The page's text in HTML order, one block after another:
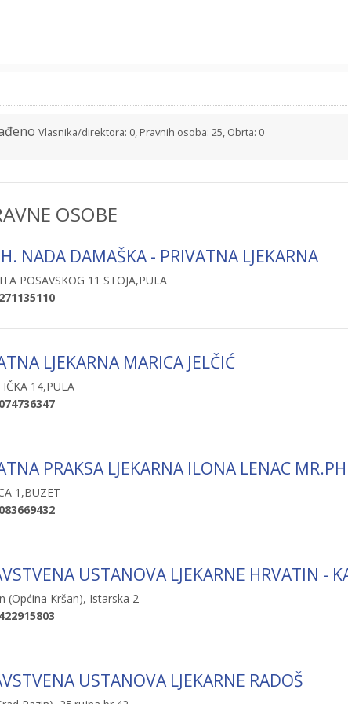
Vlasnika/direktora: 0, Pravnih osoba: 25, Obrta: 0
OSOBE
NADA DAMAŠKA - PRIVATNA LJEKARNA
POSAVSKOG 11 STOJA,PULA
LJEKARNA MARICA JELČIĆ
14,PULA
PRAKSA LJEKARNA ILONA LENAC
1,BUZET
USTANOVA LJEKARNE HRVATIN -
(Općina Kršan), Istarska 2
USTANOVA LJEKARNE RADOŠ